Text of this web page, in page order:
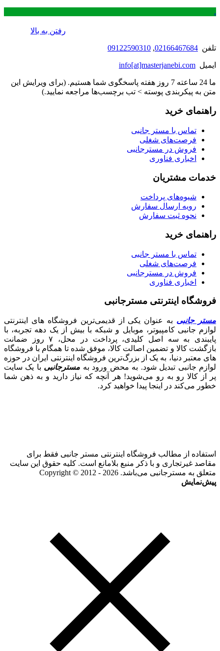
.
رفتن به بالا
تلفن 02166467684
,
09122590310
ایمیل info[at]masterjanebi.com
ما 24 ساعته 7 روز هفته پاسخگوی شما هستیم. (برای ویرایش این
متن به پیکربندی پوسته > تب برچسب‌ها مراجعه نمایید.)
راهنمای خرید
تماس با مستر جانبی
فرصت‌های شغلی
فروش در مسترجانبی
اخباری فناوری
خدمات مشتریان
شیوه‌های پرداخت
رویه ارسال سفارش
نحوه ثبت سفارش
راهنمای خرید
تماس با مستر جانبی
فرصت‌های شغلی
فروش در مسترجانبی
اخباری فناوری
فروشگاه اینترنتی مسترجانبی
مستر جانبی به عنوان یکی از قدیمی‌ترین فروشگاه های اینترنتی
لوازم جانبی کامپیوتر، موبایل و شبکه با بیش از یک دهه تجربه، با
پایبندی به سه اصل کلیدی، پرداخت در محل، ۷ روز ضمانت
بازگشت کالا و تضمین اصالت کالا، موفق شده تا همگام با فروشگاه‌
های معتبر دنیا، به یک از بزرگ‌ترین فروشگاه اینترنتی ایران در حوزه
لوازم جانبی تبدیل شود. به محض ورود به مسترجانبی با یک سایت
پر از کالا رو به رو می‌شوید! هر آنچه که نیاز دارید و به ذهن شما
خطور می‌کند در اینجا پیدا خواهید کرد.
استفاده از مطالب فروشگاه اینترنتی مستر جانبی فقط برای
مقاصد غیرتجاری و با ذکر منبع بلامانع است. کلیه حقوق این سایت
متعلق به مسترجانبی می‌باشد. Copyright © 2012 - 2026
پیش‌نمایش